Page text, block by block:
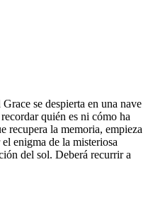
se despierta en una nave
quién es ni cómo ha
recupera la memoria, empieza
enigma de la misteriosa
del sol. Deberá recurrir a